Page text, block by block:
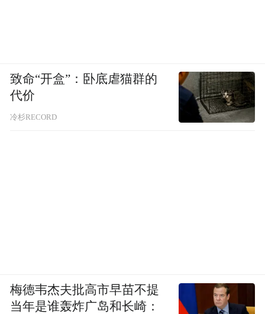
致命“开盒”：卧底虐猫群的
代价
冷杉RECORD
梅德韦杰夫批高市早苗不提
当年是谁轰炸广岛和长崎：